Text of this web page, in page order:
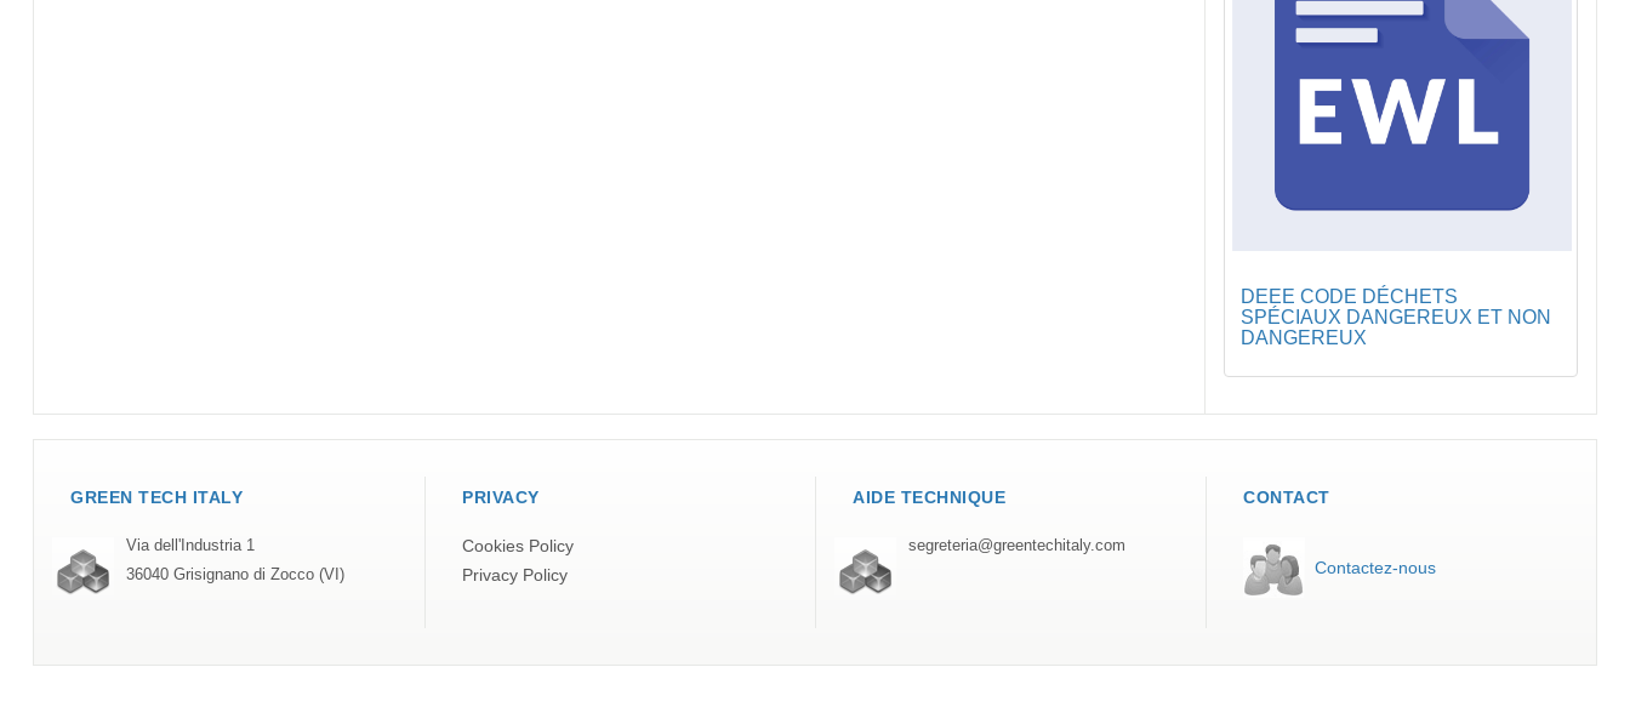
DEEE CODE DÉCHETS
SPÉCIAUX DANGEREUX ET NON
DANGEREUX
GREEN TECH ITALY
Via dell'Industria 1
36040 Grisignano di Zocco (VI)
PRIVACY
Cookies Policy
Privacy Policy
AIDE TECHNIQUE
segreteria@greentechitaly.com
CONTACT
Contactez-nous